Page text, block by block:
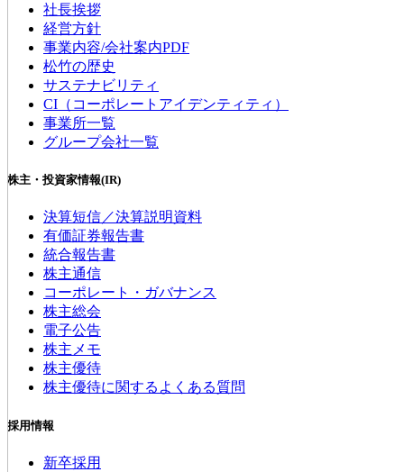
社長挨拶
経営方針
事業内容/会社案内PDF
松竹の歴史
サステナビリティ
CI（コーポレートアイデンティティ）
事業所一覧
グループ会社一覧
株主・投資家情報(IR)
決算短信／決算説明資料
有価証券報告書
統合報告書
株主通信
コーポレート・ガバナンス
株主総会
電子公告
株主メモ
株主優待
株主優待に関するよくある質問
採用情報
新卒採用